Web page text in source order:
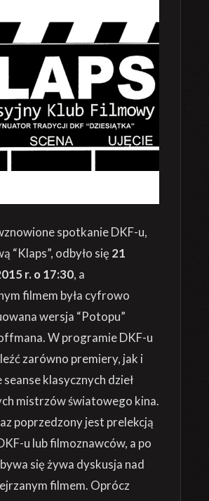
spotkanie DKF-u,
“Klaps”, odbyło się 21
r. o 17:30, a
filmem była cyfrowo
wersja “Potopu”
W programie DKF-u
zarówno premiery, jak i
klasycznych dzieł
mistrzów światowego kina.
poprzedzony jest prelekcją
u lub filmoznawców, a po
się żywa dyskusja nad
filmem. Oprócz